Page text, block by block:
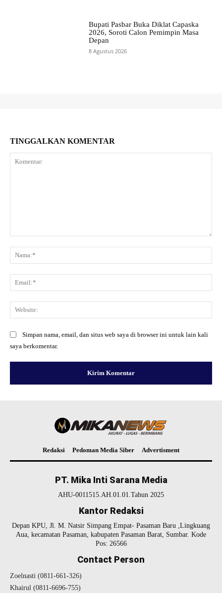
Bupati Pasbar Buka Diklat Capaska
2026, Soroti Calon Pemimpin Masa
Depan
8 Agustus 2026
TINGGALKAN KOMENTAR
Simpan nama, email, dan situs web saya di browser ini untuk lain kali
saya berkomentar.
Redaksi Pedoman Media Siber Advertisment
PT. Mika Inti Sarana Media
AHU-0011515.AH.01.01.Tahun 2025
Kantor Redaksi
Depan KPU, Jl. M. Natsir Simpang Empat- Pasaman Baru ,Lingkuang
Aua, kecamatan Pasaman, kabupaten Pasaman Barat, Sumbar. Kode
Pos: 26566
Contact Person
Zoelnasti (0811-661-326)
Khairul (0811-6696-755)